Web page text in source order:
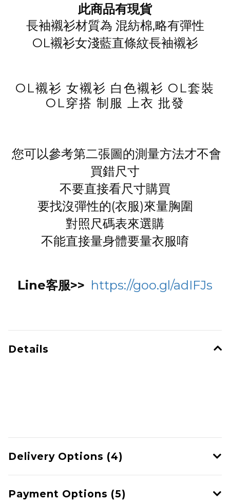
此商品有現貨
長袖襯衫材質為 混紡棉,略有彈性
OL襯衫女淺藍直條紋長袖襯衫
OL襯衫 女襯衫 白色襯衫 OL套裝
OL穿搭 制服 上衣 批發
您可以參考第二張圖的測量方法才不會
買錯尺寸
不要直接看尺寸購買
要找沒彈性的(衣服)來量胸圍
對照尺碼表來選購
不能直接量身體要量衣服唷
Line客服>> https://goo.gl/adIFJs
Details
Delivery Options (4)
Payment Options (5)